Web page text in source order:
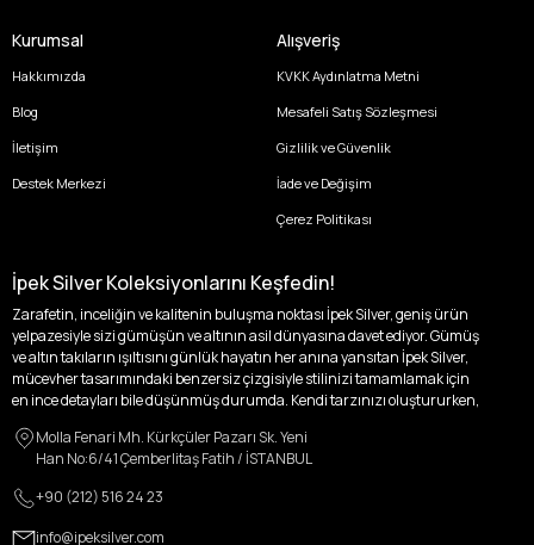
Kurumsal
Hakkımızda
Blog
İletişim
Destek Merkezi
Alışveriş
KVKK Aydınlatma Metni
Mesafeli Satış Sözleşmesi
Gizlilik ve Güvenlik
İade ve Değişim
Çerez Politikası
İpek Silver Koleksiyonlarını Keşfedin!
Zarafetin, inceliğin ve kalitenin buluşma noktası İpek Silver, geniş ürün
yelpazesiyle sizi gümüşün ve altının asil dünyasına davet ediyor. Gümüş
ve altın takıların ışıltısını günlük hayatın her anına yansıtan İpek Silver,
mücevher tasarımındaki benzersiz çizgisiyle stilinizi tamamlamak için
en ince detayları bile düşünmüş durumda. Kendi tarzınızı oluştururken,
özgünlüğünüzü ön plana çıkaracak tasarımlarımızla tanışın.
İpek Silver’da her bir parça, sizin benzersiz hikayenizi anlatıyor. İster
kendinizi ifade etmek için özel bir parça arayışında olun, ister
sevdiklerinize unutulmaz bir hediye vermek isteyin, her zevke ve her anı
Molla Fenari Mh. Kürkçüler Pazarı Sk. Yeni
Han No:6/41 Çemberlitaş Fatih / İSTANBUL
+90 (212) 516 24 23
info@ipeksilver.com